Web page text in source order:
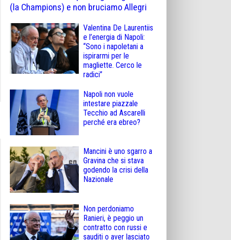
(la Champions) e non bruciamo Allegri
Valentina De Laurentiis
e l’energia di Napoli:
“Sono i napoletani a
ispirarmi per le
magliette. Cerco le
radici”
Napoli non vuole
intestare piazzale
Tecchio ad Ascarelli
perché era ebreo?
Mancini è uno sgarro a
Gravina che si stava
godendo la crisi della
Nazionale
Non perdoniamo
Ranieri, è peggio un
contratto con russi e
sauditi o aver lasciato